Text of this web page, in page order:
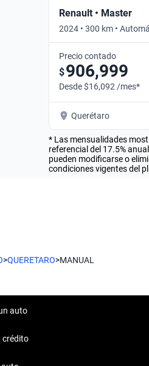
Renault • Master
2024 • 300 km •
Precio contado
$906,999
Desde $16,092 /mes*
Querétaro
* Las mensualidades
referencial del 17.5%
pueden modificarse o
condiciones vigentes del
>QUERETARO>MANUAL
auto
crédito